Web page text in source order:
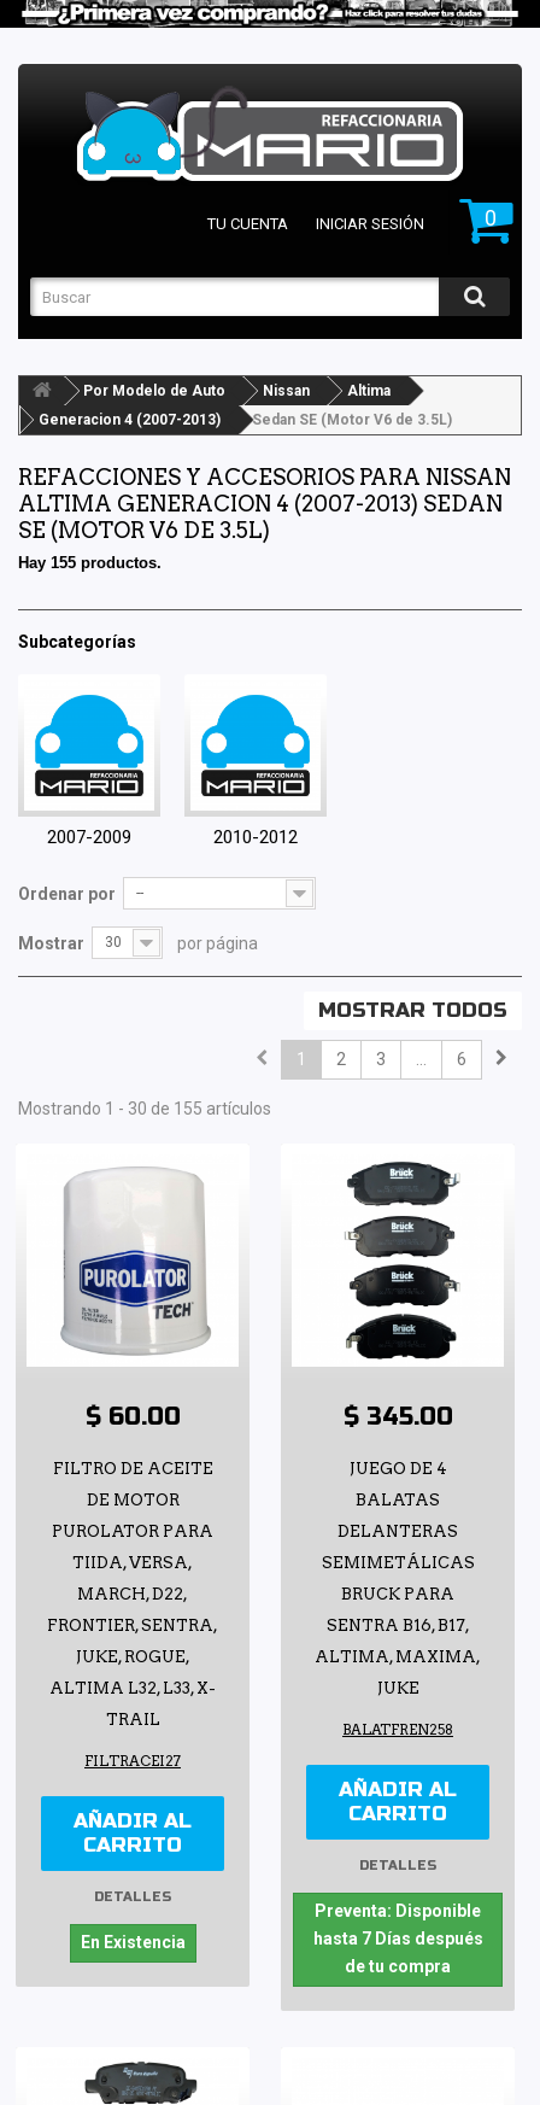
0
TU CUENTA INICIAR SESIÓN
Por Modelo de Auto Nissan
Altima
Generacion 4 (2007-2013)
Sedan SE (Motor V6 de 3.5L)
REFACCIONES Y ACCESORIOS PARA NISSAN
ALTIMA GENERACION 4 (2007-2013) SEDAN
SE (MOTOR V6 DE 3.5L)
Hay 155 productos.
Subcategorías
2007-2009 2010-2012
Ordenar por --
Mostrar 30 por página
MOSTRAR TODOS
1 2 3 ... 6
Mostrando 1 - 30 de 155 artículos
$ 60.00
FILTRO DE ACEITE
DE MOTOR
PUROLATOR PARA
TIIDA, VERSA,
MARCH, D22,
FRONTIER, SENTRA,
JUKE, ROGUE,
ALTIMA L32, L33, X-
TRAIL
FILTRACEI27
AÑADIR AL
CARRITO
DETALLES
En Existencia
$ 345.00
JUEGO DE 4
BALATAS
DELANTERAS
SEMIMETÁLICAS
BRUCK PARA
SENTRA B16, B17,
ALTIMA, MAXIMA,
JUKE
BALATFREN258
AÑADIR AL
CARRITO
DETALLES
Preventa: Disponible
hasta 7 Días después
de tu compra